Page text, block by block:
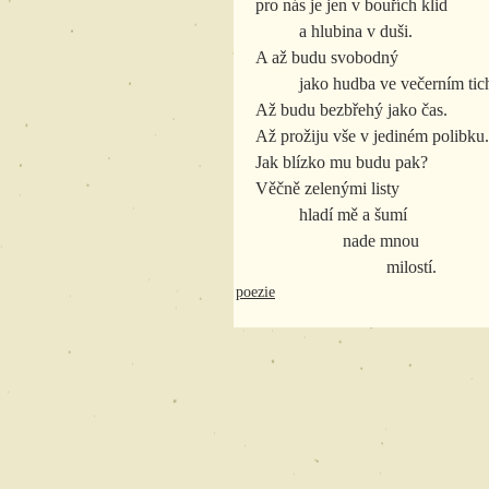
pro nás je jen v bouřích klid
	a hlubina v duši.
A až budu svobodný
jako hudba ve večerním
Až budu bezbřehý jako čas.
Až prožiju vše v jediném polibku.
Jak blízko mu budu pak?
Věčně zelenými listy
	hladí mě a šumí
		nade mnou
			milostí.
poezie